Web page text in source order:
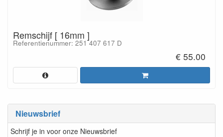
Remschijf [ 16mm ]
Referentienummer: 251 407 617 D
€ 55.00
Nieuwsbrief
Schrijf je in voor onze Nieuwsbrief